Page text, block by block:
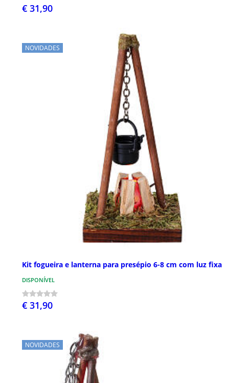
€ 31,90
NOVIDADES
Kit fogueira e lanterna para presépio 6-8 cm com luz fixa
DISPONÍVEL
€ 31,90
NOVIDADES